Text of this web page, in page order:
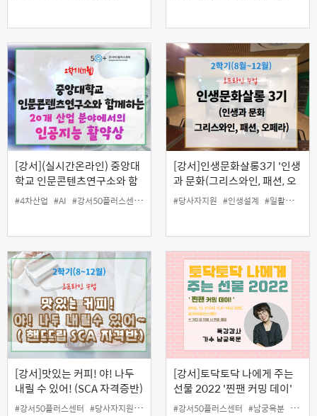
[강서](실시간온라인) 중앙대
학교 인문콘텐츠연구소와 함
께하는 인문강좌 [20개 산업
분야에서의 인공지능 활약상]
#4차산업 #AI #강서50플러스센터 #당사자지원 #인공지능 #인생설계 #일활동
[강서]인생문화살롱3기 '인생
과 문화(그리스와인, 패션, 오
페라) 안에서 진정한 나를 찾
아보자'
#당사자지원 #인생설계 #일활동지원
[강서]맛있는 커피! 야! 나두
내릴 수 있어! (SCA 자격증반)
#강서50플러스센터 #당사자지원 #바리스타 #일활동지원 #자격증 #커피교육
[강서]토닥토닥 나에게 주는
선물 2022 '찐팬 커밍 데이'
#강서50플러스센터 #남궁옥분 #당사